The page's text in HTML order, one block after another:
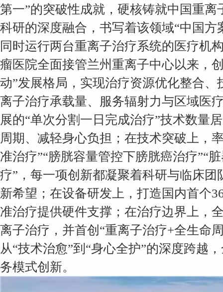
第一”的突破性成就，硬核铸就中国重
科研的深度融合，书写着该领域“中国
同时运行两台重离子治疗系统的医疗机
瘤医院全面接管兰州重离子中心以来，
动”发展格局，实现治疗资源优化整合
离子治疗承载量、服务辐射力与区域医
展的“单次分割一日完成治疗”技术数量
周期、减轻身心负担；在技术突破上，
准治疗”“膀胱容量管控下膀胱癌治疗”“
疗”，每一项创新都凝聚着科研与临床
新希望；在设备研发上，打造国内首个
准治疗提供硬件支撑；在治疗边界上，
离子治疗，并首创“重离子治疗+全生命
从“技术治愈”到“身心全护”的深度跨越
务模式创新。